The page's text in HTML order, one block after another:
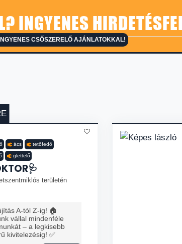
INGYENES
CSŐSZERELŐ AJÁNLATOKKAL!
ács tetőfedő
glettelő
területén
A-tól Z-ig! 🏠
vállal mindenféle
– a legkisebb
kivitelezésig! ✅